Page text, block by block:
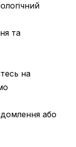
та
на
або